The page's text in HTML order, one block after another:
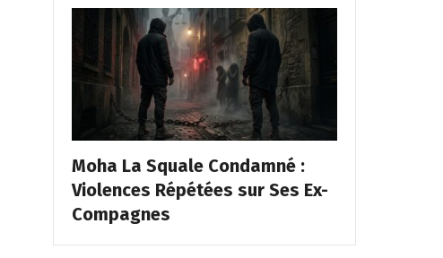
Moha La Squale Condamné :
Violences Répétées sur Ses Ex-
Compagnes